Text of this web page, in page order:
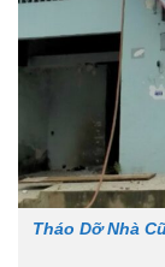
Tháo Dỡ Nhà